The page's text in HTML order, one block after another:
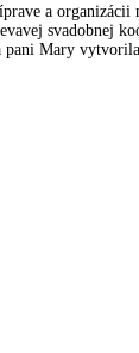
a organizácii
svadobnej
Mary